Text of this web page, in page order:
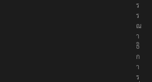
ร
ร
ณ
า
ธิ
ก
า
ร